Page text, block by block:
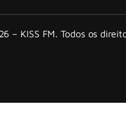
– KISS FM. Todos os